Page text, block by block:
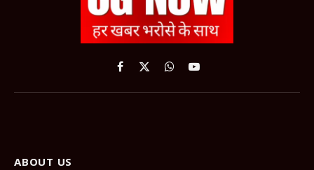
Facebook
X
WhatsApp
YouTube
ABOUT US